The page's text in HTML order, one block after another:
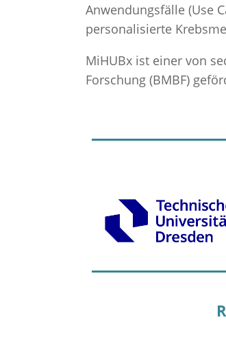
Anwendungsfälle (Use
personalisierte
MiHUBx ist einer von
Forschung (BMBF)